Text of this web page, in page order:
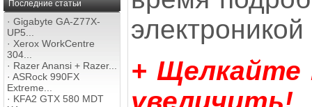
Последние статьи
· Gigabyte GA-Z77X-
UP5...
· Xerox WorkCentre
304...
· Razer Anansi + Razer...
· ASRock 990FX
Extreme...
· KFA2 GTX 580 MDT
электроникой
+
увеличить!